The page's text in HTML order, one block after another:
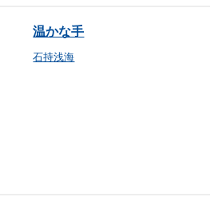
温かな手
石持浅海